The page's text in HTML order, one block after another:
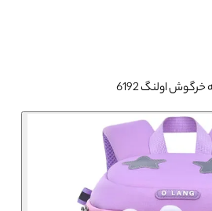
اولنگ 6192